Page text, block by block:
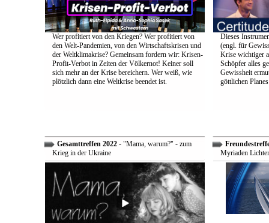
Wer profitiert von den Kriegen? Wer profitiert von
den Welt-Pandemien, von den Wirtschaftskrisen und
der Weltklimakrise? Gemeinsam fordern wir: Krisen-
Profit-Verbot in Zeiten der Völkernot! Keiner soll
sich mehr an der Krise bereichern. Wer weiß, wie
plötzlich dann eine Weltkrise beendet ist.
Dieses
(engl. für
Krise wichtiger
Schöpfer alles
Gewissheit
göttlichen
Gesamttreffen 2022- "Mama, warum?" - zum
Krieg in der Ukraine
Myriaden